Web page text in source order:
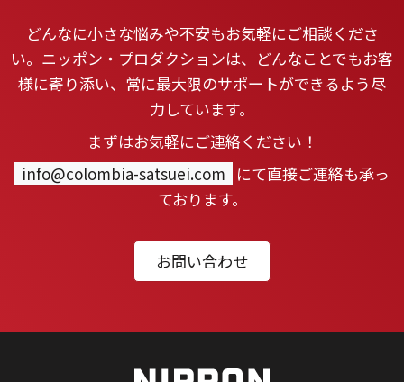
どんなに小さな悩みや不安もお気軽にご相談くださ
い。ニッポン・プロダクションは、どんなことでもお客
様に寄り添い、常に最大限のサポートができるよう尽
力しています。
まずはお気軽にご連絡ください！
info@colombia-satsuei.com にて直接ご連絡も承っ
ております。
お問い合わせ